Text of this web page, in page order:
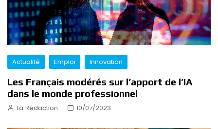
Actualité Emploi Innovation
Les Français modérés sur l’apport de l’IA
dans le monde professionnel
La Rédaction 10/07/2023